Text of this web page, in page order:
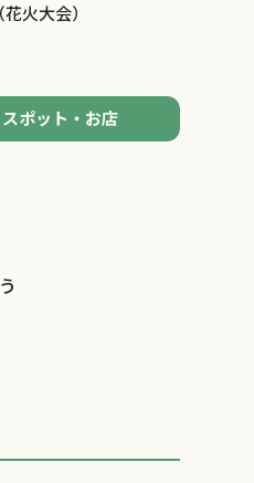
火大会）
スポット・お店